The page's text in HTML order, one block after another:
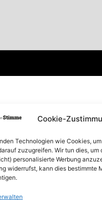
Cookie-
Technologien wie Cookies,
zuzugreifen. Wir tun dies,
personalisierte Werbung
widerrufst, kann dies bestimmte